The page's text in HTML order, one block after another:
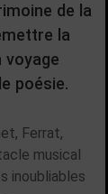
de la
la
voyage
poésie.
Ferrat,
musical
inoubliables